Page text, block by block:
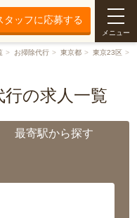
タッフに応募する
メニュー
お掃除代行 東京都
東京23区
の求人一覧
最寄駅から探す